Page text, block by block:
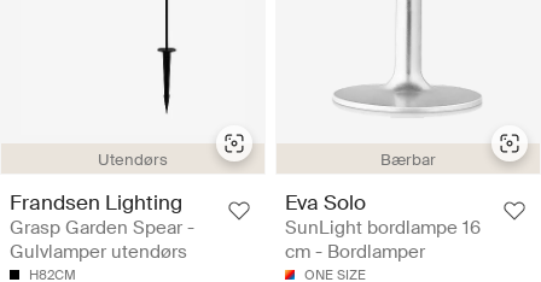
Utendørs
Frandsen Lighting
Grasp Garden Spear -
Gulvlamper utendørs
H82CM
Bærbar
Eva Solo
SunLight bordlampe 16
cm - Bordlamper
ONE SIZE